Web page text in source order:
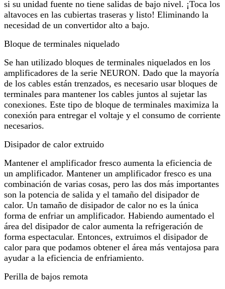
si su unidad fuente no tiene salidas de bajo nivel. ¡Toca los
altavoces en las cubiertas traseras y listo! Eliminando la
necesidad de un convertidor alto a bajo.
Bloque de terminales niquelado
Se han utilizado bloques de terminales niquelados en los
amplificadores de la serie NEURON. Dado que la mayoría
de los cables están trenzados, es necesario usar bloques de
terminales para mantener los cables juntos al sujetar las
conexiones. Este tipo de bloque de terminales maximiza la
conexión para entregar el voltaje y el consumo de corriente
necesarios.
Disipador de calor extruido
Mantener el amplificador fresco aumenta la eficiencia de
un amplificador. Mantener un amplificador fresco es una
combinación de varias cosas, pero las dos más importantes
son la potencia de salida y el tamaño del disipador de
calor. Un tamaño de disipador de calor no es la única
forma de enfriar un amplificador. Habiendo aumentado el
área del disipador de calor aumenta la refrigeración de
forma espectacular. Entonces, extruimos el disipador de
calor para que podamos obtener el área más ventajosa para
ayudar a la eficiencia de enfriamiento.
Perilla de bajos remota